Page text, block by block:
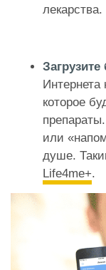
лекарства.
которое
или
душе.
Life4me+.